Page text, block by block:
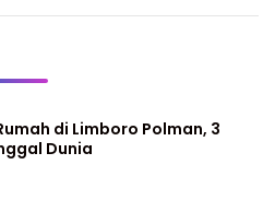
di Limboro Polman, 3
Dunia